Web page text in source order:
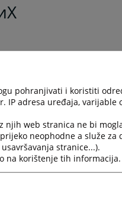
pohranjivati i koristiti
IP adresa uređaja, varijable
njih web stranica ne bi
neophodne a služe za
stranice...).
na korištenje tih informacija.